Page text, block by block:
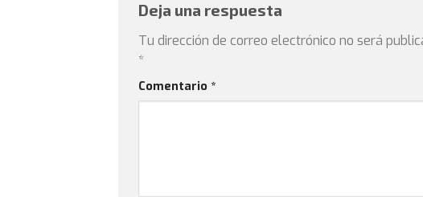
Deja una respuesta
Tu dirección de correo electrónico no será
*
Comentario *